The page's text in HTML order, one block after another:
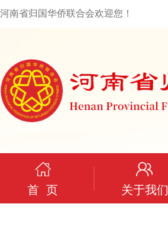
河南省归国华侨联合会欢迎您！
首 页 关于我们